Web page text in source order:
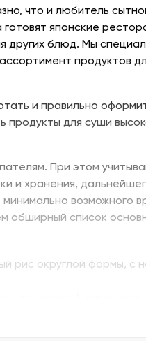
что и любитель
японские
других блюд. Мы
продуктов
и правильно
продукты для суши
При этом
и хранения,
возможного
обширный список
рис округлой формы, с
семгу. А также окунь
– для последнего